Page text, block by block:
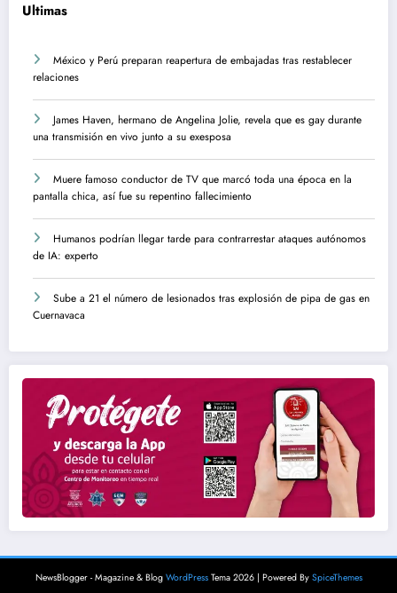
Ultimas
México y Perú preparan reapertura de embajadas tras restablecer
relaciones
James Haven, hermano de Angelina Jolie, revela que es gay durante
una transmisión en vivo junto a su exesposa
Muere famoso conductor de TV que marcó toda una época en la
pantalla chica, así fue su repentino fallecimiento
Humanos podrían llegar tarde para contrarrestar ataques autónomos
de IA: experto
Sube a 21 el número de lesionados tras explosión de pipa de gas en
Cuernavaca
NewsBlogger - Magazine & Blog WordPressTema 2026 | Powered By SpiceThemes